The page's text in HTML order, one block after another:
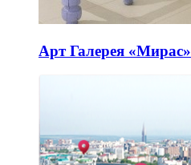
Арт Галерея «Мирас»